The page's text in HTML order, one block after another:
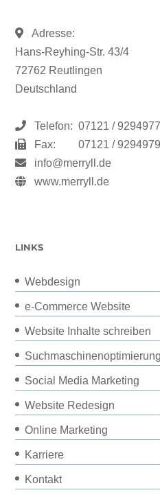
Adresse:
Hans-Reyhing-Str. 43/4
72762 Reutlingen
Deutschland
Telefon: 07121 / 9294977
Fax:
07121 / 9294979
info@merryll.de
www.merryll.de
LINKS
Webdesign
e-Commerce Website
Website Inhalte schreiben
Suchmaschinenoptimierung
Social Media Marketing
Website Redesign
Online Marketing
Karriere
Kontakt